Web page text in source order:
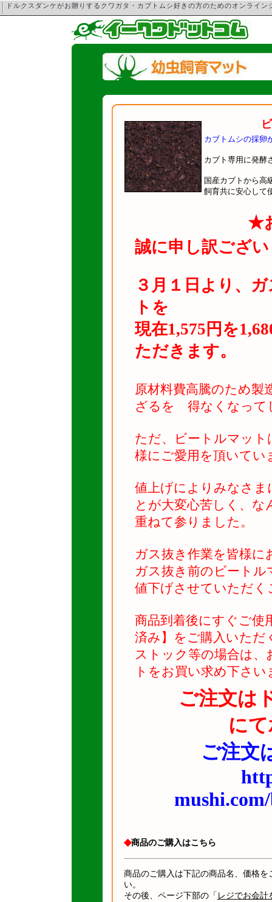
ドルクスダンケがお贈りするクワガタ・カブトムシ好きの方のためのオンライ
カブトムシの採卵
カブト専用に発酵
国産カブトから高
飼育共に安心して
★
誠に申し訳ござ
３月１日より、
トを
現在1,575円を
ただきます。
原材料費高騰のため製
ざるを 得なくなって
ただ、ビートルマッ
様にご愛用を頂いてい
値上げによりみなさ
とが大変心苦しく、
重ねて参りました。
ガス抜き作業を皆様
ガス抜き前のビート
値下げさせていただ
商品到着後にすぐご使
済み】をご購入いただ
ストック等の場合は、
トをお買い求め下さい
ご注文は
に
ご注文
◆商品のご購入はこちら
商品のご購入は下記の商品名、価格
い。
その後、ページ下部の「 レジでお会計